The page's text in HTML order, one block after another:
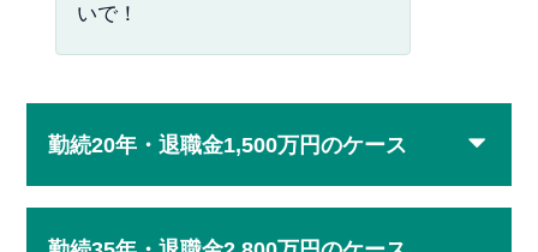
いで！
勤続20年・退職金1,500万円のケース